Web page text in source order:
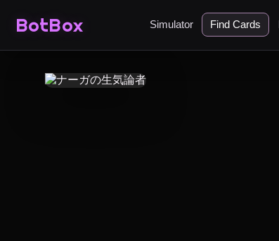
BotBox Simulator Find Cards